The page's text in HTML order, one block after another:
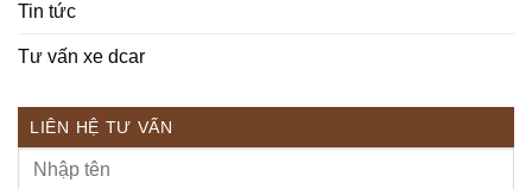
Tin tức
Tư vấn xe dcar
LIÊN HỆ TƯ VẤN